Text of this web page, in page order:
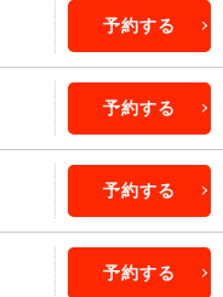
予約する
予約する
予約する
予約する